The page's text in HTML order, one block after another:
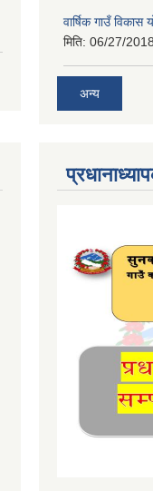
वार्षिक गाउँ
मिति: 06/27/
अन्य